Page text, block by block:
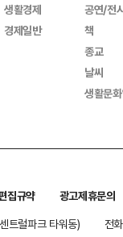
생활경제
경제일반
공연/전
책
종교
날씨
생활문
집규약
광고제휴문의
트럴파크 타워동)
전